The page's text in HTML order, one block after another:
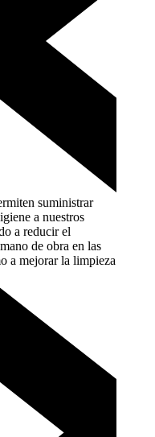
suministrar
a nuestros
a reducir el
de obra en las
a mejorar la limpieza